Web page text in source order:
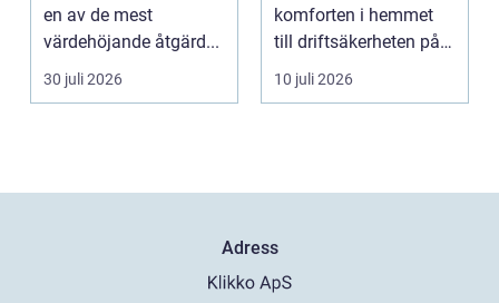
en av de mest
värdehöjande åtgärd...
30 juli 2026
komforten i hemmet
till driftsäkerheten på
jobbet. I en växande ...
10 juli 2026
Adress